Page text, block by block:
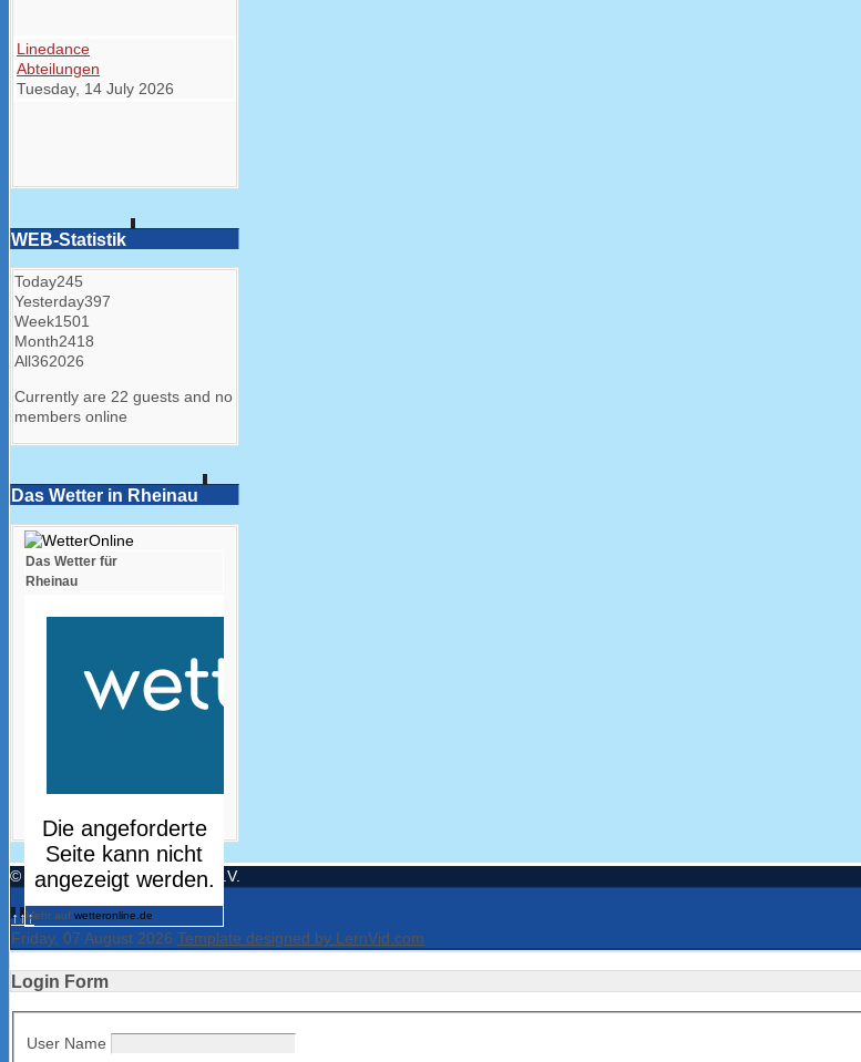
Linedance
Abteilungen
Tuesday, 14 July 2026
WEB-Statistik
Today245
Yesterday397
Week1501
Month2418
All362026
Currently are 22 guests and no
members online
Das Wetter in Rheinau
Das Wetter für
Rheinau
Mehr aufwetteronline.de
© Turnerbund Freistett 1894 e.V.
↑↑↑
Friday, 07 August 2026 Template designed by LernVid.com
Login Form
User Name